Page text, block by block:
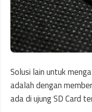
Solusi lain untuk
adalah dengan
ada di ujung SD Card